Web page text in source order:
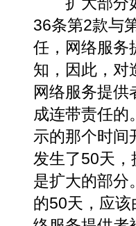
36条第2款与
任，网络服务
知，因此，对
网络服务提供
成连带责任的
示的那个时间
发生了50天
是扩大的部分
的50天，应